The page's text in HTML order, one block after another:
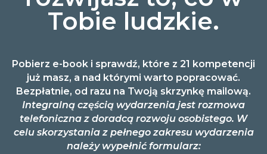
Tobie ludzkie.
Pobierz e-book i sprawdź, które z 21 kompetencji
już masz, a nad którymi warto popracować.
Bezpłatnie, od razu na Twoją skrzynkę mailową.
Integralną częścią wydarzenia jest rozmowa
telefoniczna z doradcą rozwoju osobistego. W
celu skorzystania z pełnego zakresu wydarzenia
należy wypełnić formularz: